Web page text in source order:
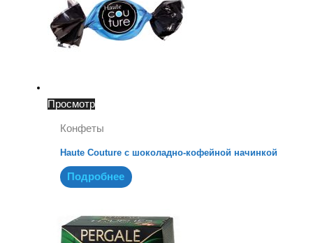
Просмотр
Конфеты
Haute Couture с шоколадно-кофейной начинкой
Подробнее